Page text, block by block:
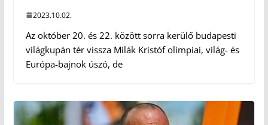
2023.10.02.
Az október 20. és 22. között sorra kerülő budapesti
világkupán tér vissza Milák Kristóf olimpiai, világ- és
Európa-bajnok úszó, de